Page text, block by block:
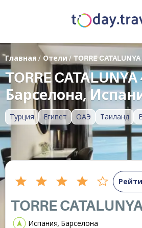
Турция Египет ОАЭ Таиланд
Главная / Отели/ TORRE CATALUNYA
TORRE
Барселона,
TORRE
Испания, Барселона